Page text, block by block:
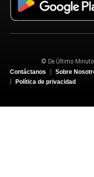
© De Último
Contáctanos
Sobre
Política de privacidad